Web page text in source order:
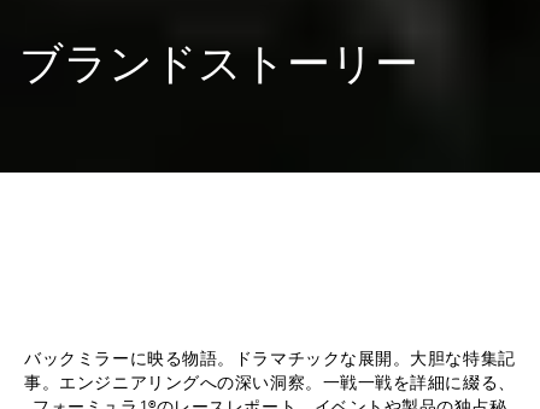
ブランドストーリー
バックミラーに映る物語。ドラマチックな展開。大胆な特集記
事。エンジニアリングへの深い洞察。一戦一戦を詳細に綴る、